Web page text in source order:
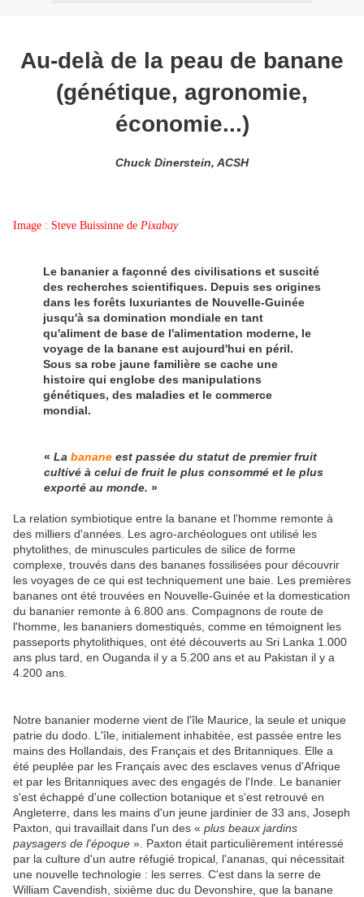
Au-delà de la peau de banane
(génétique, agronomie,
économie...)
Chuck Dinerstein, ACSH
Image : Steve Buissinne de Pixabay
Le bananier a façonné des civilisations et suscité
des recherches scientifiques. Depuis ses origines
dans les forêts luxuriantes de Nouvelle-Guinée
jusqu'à sa domination mondiale en tant
qu'aliment de base de l'alimentation moderne, le
voyage de la banane est aujourd'hui en péril.
Sous sa robe jaune familière se cache une
histoire qui englobe des manipulations
génétiques, des maladies et le commerce
mondial.
« La bananeest passée du statut de premier fruit
cultivé à celui de fruit le plus consommé et le plus
exporté au monde. »
La relation symbiotique entre la banane et l'homme remonte à
des milliers d'années. Les agro-archéologues ont utilisé les
phytolithes, de minuscules particules de silice de forme
complexe, trouvés dans des bananes fossilisées pour découvrir
les voyages de ce qui est techniquement une baie. Les premières
bananes ont été trouvées en Nouvelle-Guinée et la domestication
du bananier remonte à 6.800 ans. Compagnons de route de
l'homme, les bananiers domestiqués, comme en témoignent les
passeports phytolithiques, ont été découverts au Sri Lanka 1.000
ans plus tard, en Ouganda il y a 5.200 ans et au Pakistan il y a
4.200 ans.
Notre bananier moderne vient de l'île Maurice, la seule et unique
patrie du dodo. L'île, initialement inhabitée, est passée entre les
mains des Hollandais, des Français et des Britanniques. Elle a
été peuplée par les Français avec des esclaves venus d'Afrique
et par les Britanniques avec des engagés de l'Inde. Le bananier
s'est échappé d'une collection botanique et s'est retrouvé en
Angleterre, dans les mains d'un jeune jardinier de 33 ans, Joseph
Paxton, qui travaillait dans l'un des « plus beaux jardins
paysagers de l'époque ». Paxton était particulièrement intéressé
par la culture d'un autre réfugié tropical, l'ananas, qui nécessitait
une nouvelle technologie : les serres. C'est dans la serre de
William Cavendish, sixième duc du Devonshire, que la banane